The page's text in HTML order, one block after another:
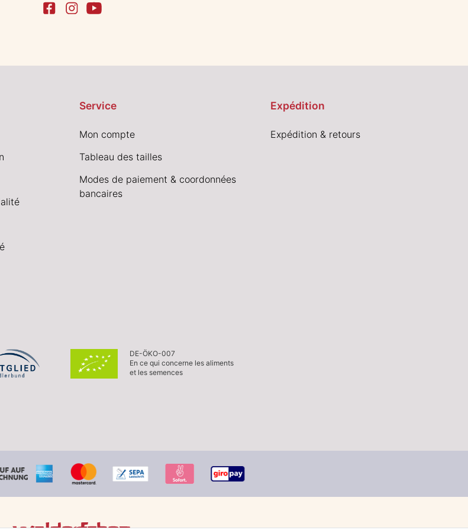
Service
Mon compte
Tableau des tailles
Modes de paiement & coordonnées
bancaires
Expédition
Expédition & retours
DE-ÖKO-007
En ce qui concerne les aliments
et les semences